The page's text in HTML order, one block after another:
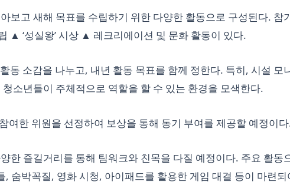
보고 새해 목표를 수립하기 위한 다양한 활동으로 구성된다. 참
▲ ‘성실왕’ 시상 ▲ 레크리에이션 및 문화 활동이 있다.
동 소감을 나누고, 내년 활동 목표를 함께 정한다. 특히, 시설 모
소년들이 주체적으로 역할을 할 수 있는 환경을 모색한다.
여한 위원을 선정하여 보상을 통해 동기 부여를 제공할 예정이
한 즐길거리를 통해 팀워크와 친목을 다질 예정이다. 주요 활동
숨박꼭질, 영화 시청, 아이패드를 활용한 게임 대결 등이 마련되